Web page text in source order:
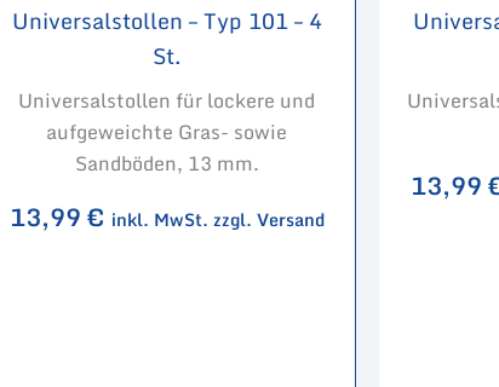
Universalstollen – Typ 101 – 4
St.
Universalstollen für lockere und
aufgeweichte Gras- sowie
Sandböden, 13 mm.
13,99€ inkl. MwSt. zzgl. Versand
13,99